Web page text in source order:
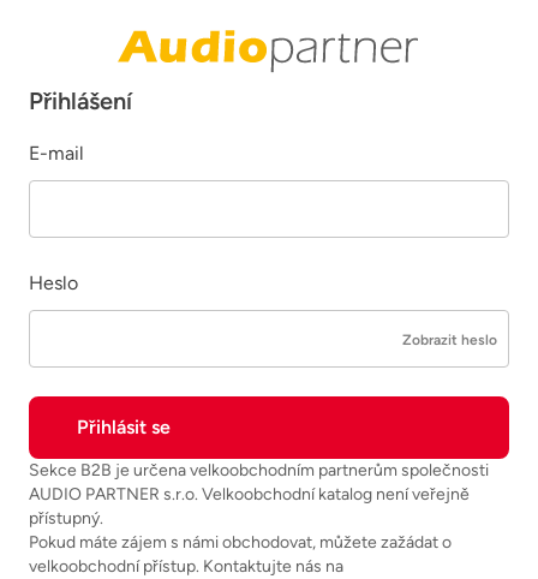
Přihlášení
E-mail
Heslo
Zobrazit heslo
Sekce B2B je určena velkoobchodním partnerům společnosti
AUDIO PARTNER s.r.o. Velkoobchodní katalog není veřejně
přístupný.
Pokud máte zájem s námi obchodovat, můžete zažádat o
velkoobchodní přístup. Kontaktujte nás na